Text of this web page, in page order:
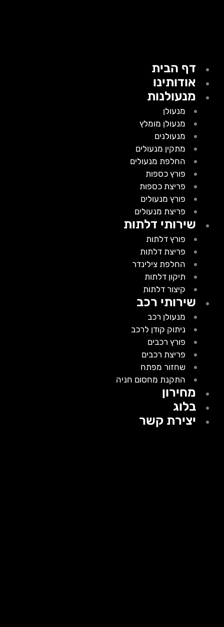
דף הבית
אודותינו
מנעולנות
מנעולן
מנעולן מומלץ
מנעולנים
מתקין מנעולים
החלפת מנעולים
פורץ כספות
פריצת כספות
פורץ מנעולים
פריצת מנעולים
שירותי דלתות
פורץ דלתות
פריצת דלתות
החלפת צילינדר
תיקון דלתות
קיצור דלתות
שירותי רכב
מנעולן רכב
ניתוק קודן לרכב
פורץ רכבים
פריצת רכבים
שחזור מפתח
התקנת מחסום חניה
מחירון
בלוג
יצירת קשר